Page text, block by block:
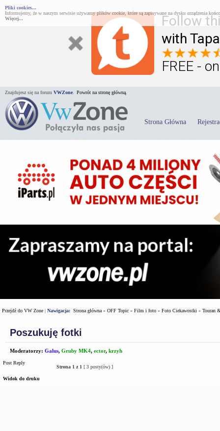
Follow
with
FREE -
Pliki cookies...
Informujemy, że w naszym serwisie używamy plików cookie, które są zapisywane na dysku urządzenia
Więcej...
Znajdujesz się na forum VWZone Powrót na stronę główną.
Strona Główna
Przejdź do VW Zone | Nawigacja: Strona główna » OFF Topic » Film i foto » Foto Ciekawostki » Touran
Poszukuję fotki
Moderatorzy: Galus, Gruby MK4, ector, krzyh
Post Reply
Strona 1 z 1 [ 3 posty(ów) ]
Widok do druku